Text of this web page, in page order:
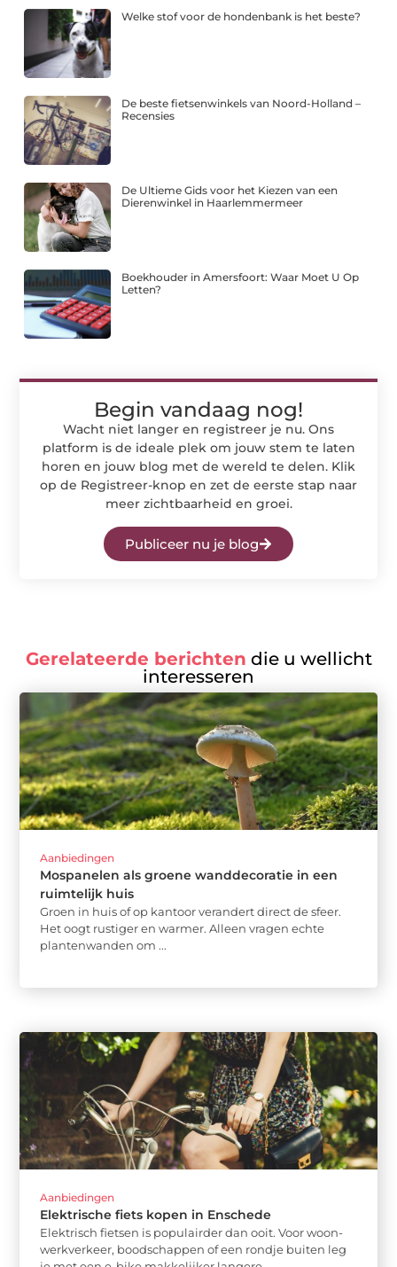
Welke stof voor de hondenbank is het beste?
De beste fietsenwinkels van Noord-Holland –
Recensies
De Ultieme Gids voor het Kiezen van een
Dierenwinkel in Haarlemmermeer
Boekhouder in Amersfoort: Waar Moet U Op
Letten?
Begin vandaag nog!
Wacht niet langer en registreer je nu. Ons
platform is de ideale plek om jouw stem te laten
horen en jouw blog met de wereld te delen. Klik
op de Registreer-knop en zet de eerste stap naar
meer zichtbaarheid en groei.
Publiceer nu je blog
Gerelateerde berichten die u wellicht
interesseren
Aanbiedingen
Mospanelen als groene wanddecoratie in een
ruimtelijk huis
Groen in huis of op kantoor verandert direct de sfeer.
Het oogt rustiger en warmer. Alleen vragen echte
plantenwanden om ...
Aanbiedingen
Elektrische fiets kopen in Enschede
Elektrisch fietsen is populairder dan ooit. Voor woon-
werkverkeer, boodschappen of een rondje buiten leg